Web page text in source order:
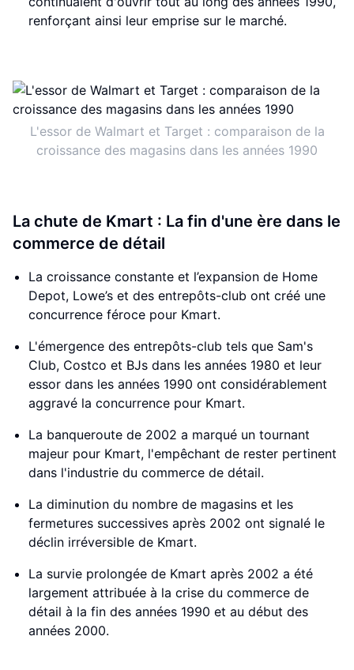
renforçant ainsi leur emprise sur le marché.
L'essor de Walmart et Target : comparaison de la
croissance des magasins dans les années 1990
La chute de Kmart : La fin d'une ère dans le
commerce de détail
La croissance constante et l’expansion de Home
Depot, Lowe’s et des entrepôts-club ont créé une
concurrence féroce pour Kmart.
L'émergence des entrepôts-club tels que Sam's
Club, Costco et BJs dans les années 1980 et leur
essor dans les années 1990 ont considérablement
aggravé la concurrence pour Kmart.
La banqueroute de 2002 a marqué un tournant
majeur pour Kmart, l'empêchant de rester pertinent
dans l'industrie du commerce de détail.
La diminution du nombre de magasins et les
fermetures successives après 2002 ont signalé le
déclin irréversible de Kmart.
La survie prolongée de Kmart après 2002 a été
largement attribuée à la crise du commerce de
détail à la fin des années 1990 et au début des
années 2000.